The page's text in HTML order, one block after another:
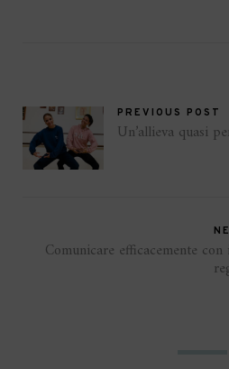
PREVIOUS POST
Un’allieva quasi
Comunicare efficacemente